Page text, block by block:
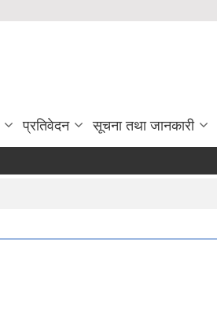
प्रतिवेदन सूचना तथा जानकारी